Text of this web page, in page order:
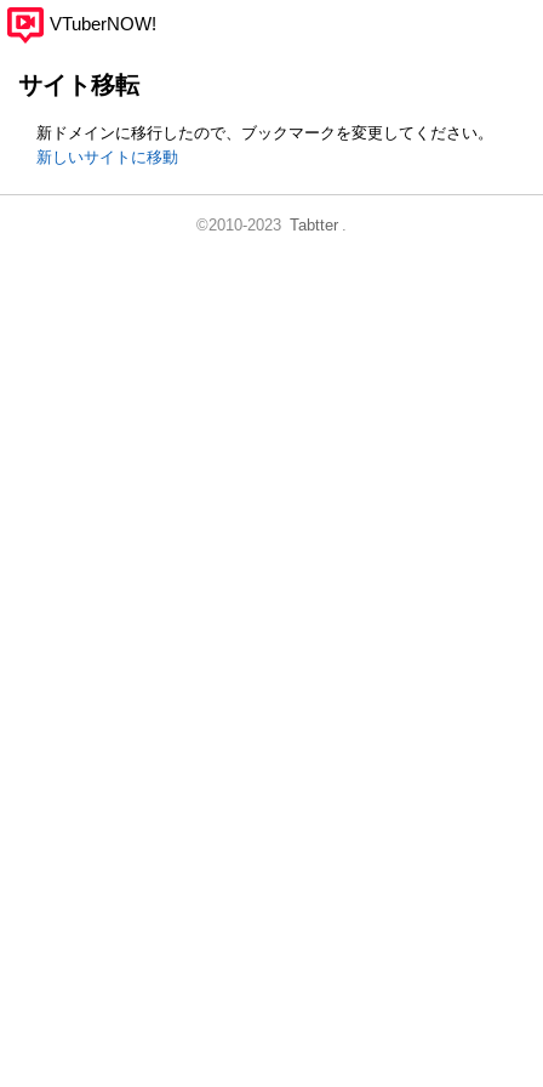
VTuberNOW!
サイト移転
新ドメインに移行したので、ブックマークを変更してください。
新しいサイトに移動
©2010-2023 Tabtter .